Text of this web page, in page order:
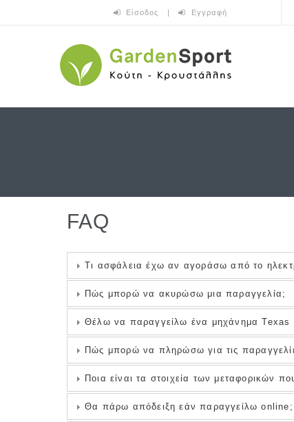
Είσοδος | Εγγραφή
FAQ
Τι ασφάλεια έχω αν αγοράσω από το
Πώς μπορώ να ακυρώσω μια παραγγελία;
Θέλω να παραγγείλω ένα μηχάνημα
Πώς μπορώ να πληρώσω για τις
Ποια είναι τα στοιχεία των μεταφορικών
Θα πάρω απόδειξη εάν παραγγείλω online;